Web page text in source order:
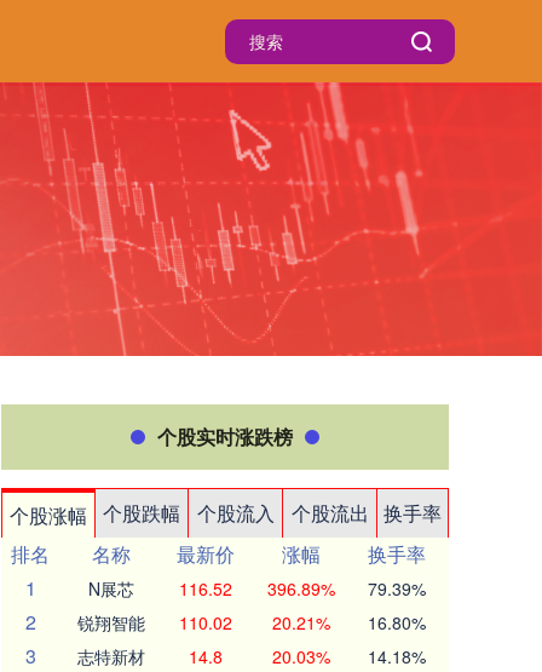
个股实时涨跌榜
个股涨幅 个股跌幅 个股流入 个股流出
换手率
排名
名称 最新价 涨幅
换手率
1
N展芯 116.52 396.89% 79.39%
2 锐翔智能 110.02 20.21% 16.80%
3 志特新材 14.8 20.03% 14.18%